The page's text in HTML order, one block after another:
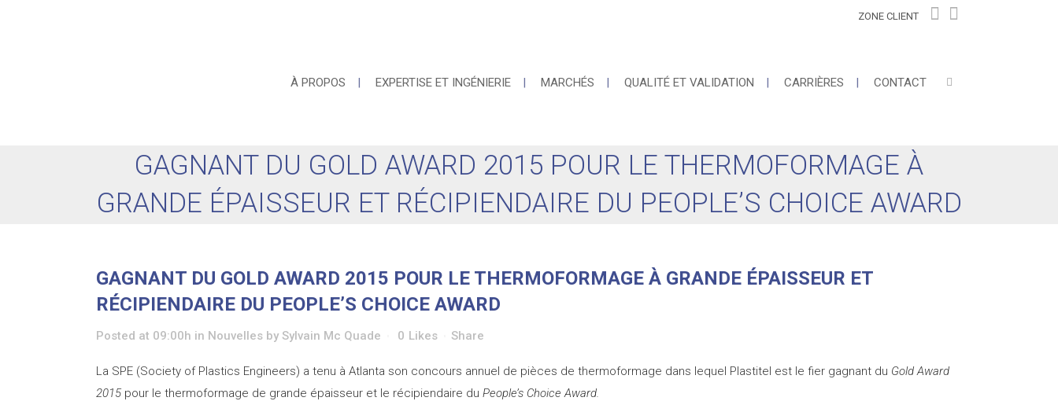
ZONE CLIENT
À PROPOS EXPERTISE ET INGÉNIERIE MARCHÉS QUALITÉ ET VALIDATION CARRIÈRES CONTACT
GAGNANT DU GOLD AWARD 2015 POUR LE THERMOFORMAGE À
GRANDE ÉPAISSEUR ET RÉCIPIENDAIRE DU PEOPLE’S CHOICE AWARD
GAGNANT DU GOLD AWARD 2015 POUR LE THERMOFORMAGE À GRANDE ÉPAISSEUR ET
RÉCIPIENDAIRE DU PEOPLE’S CHOICE AWARD
Posted at 09:00h in Nouvelles by Sylvain Mc Quade 0 Likes Share
La SPE (Society of Plastics Engineers) a tenu à Atlanta son concours annuel de pièces de thermoformage dans lequel Plastitel est le fier gagnant du Gold Award
2015 pour le thermoformage de grande épaisseur et le récipiendaire du People’s Choice Award.